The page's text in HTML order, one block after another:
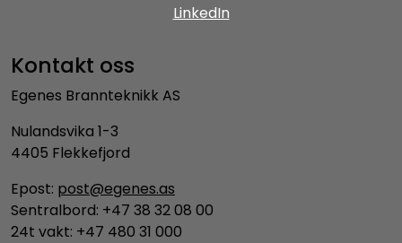
LinkedIn
Kontakt oss
Egenes Brannteknikk AS
Nulandsvika 1-3
4405 Flekkefjord
Epost: post@egenes.as
Sentralbord: +47 38 32 08 00
24t vakt: +47 480 31 000